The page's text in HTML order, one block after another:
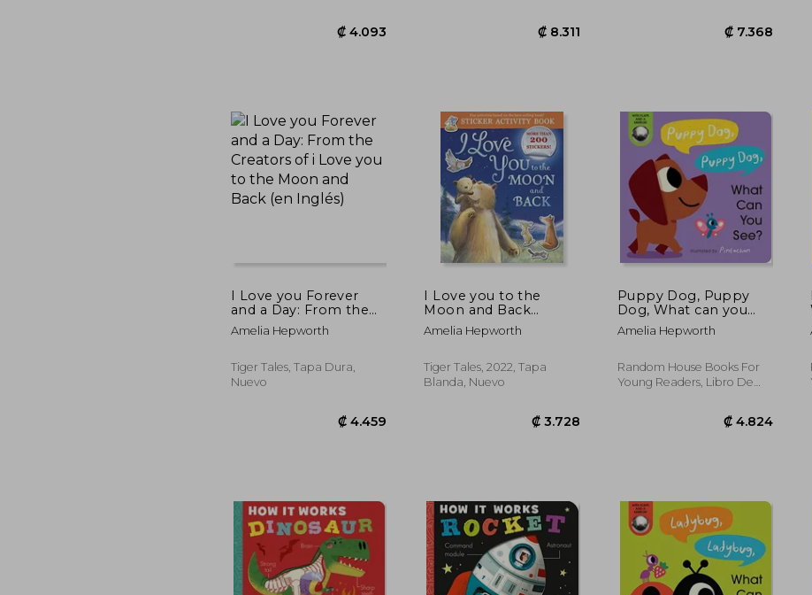
₡ 8.311
I Love you Forever
and a Day: From the
Creators of i Love you
to the Moon and Back
Amelia Hepworth
Tiger Tales, Tapa Dura,
Nuevo
I Love you to the
Moon and Back
Sticker Activity: Sticker
Activity Book (en
Amelia Hepworth
Tiger Tales, 2022, Tapa
Blanda, Nuevo
Puppy Dog, Puppy
Dog, What can you
See? (en Inglés)
Amelia Hepworth
Random House Books For
Young Readers, Libro De